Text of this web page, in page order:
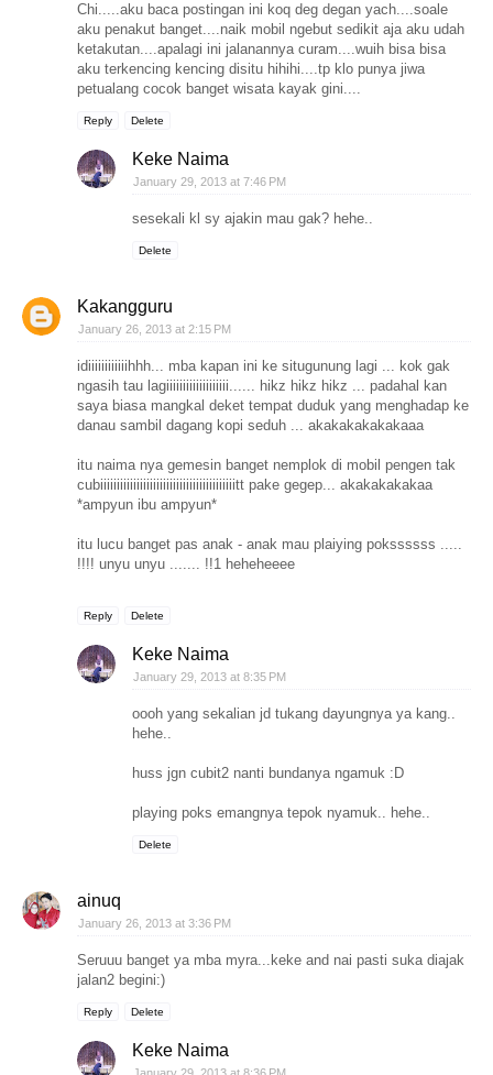
Chi.....aku baca postingan ini koq deg degan yach....soale
aku penakut banget....naik mobil ngebut sedikit aja aku udah
ketakutan....apalagi ini jalanannya curam....wuih bisa bisa
aku terkencing kencing disitu hihihi....tp klo punya jiwa
petualang cocok banget wisata kayak gini....
Reply Delete
Keke Naima
January 29, 2013 at 7:46 PM
sesekali kl sy ajakin mau gak? hehe..
Delete
Kakangguru
January 26, 2013 at 2:15 PM
idiiiiiiiiiiiihhh... mba kapan ini ke situgunung lagi ... kok gak
ngasih tau lagiiiiiiiiiiiiiiiiiii...... hikz hikz hikz ... padahal kan
saya biasa mangkal deket tempat duduk yang menghadap ke
danau sambil dagang kopi seduh ... akakakakakakaaa
itu naima nya gemesin banget nemplok di mobil pengen tak
cubiiiiiiiiiiiiiiiiiiiiiiiiiiiiiiiiiiiiiiiiitt pake gegep... akakakakakaa
*ampyun ibu ampyun*
itu lucu banget pas anak - anak mau plaiying pokssssss .....
!!!! unyu unyu ....... !!1 heheheeee
Reply Delete
Keke Naima
January 29, 2013 at 8:35 PM
oooh yang sekalian jd tukang dayungnya ya kang..
hehe..
huss jgn cubit2 nanti bundanya ngamuk :D
playing poks emangnya tepok nyamuk.. hehe..
Delete
ainuq
January 26, 2013 at 3:36 PM
Seruuu banget ya mba myra...keke and nai pasti suka diajak
jalan2 begini:)
Reply Delete
Keke Naima